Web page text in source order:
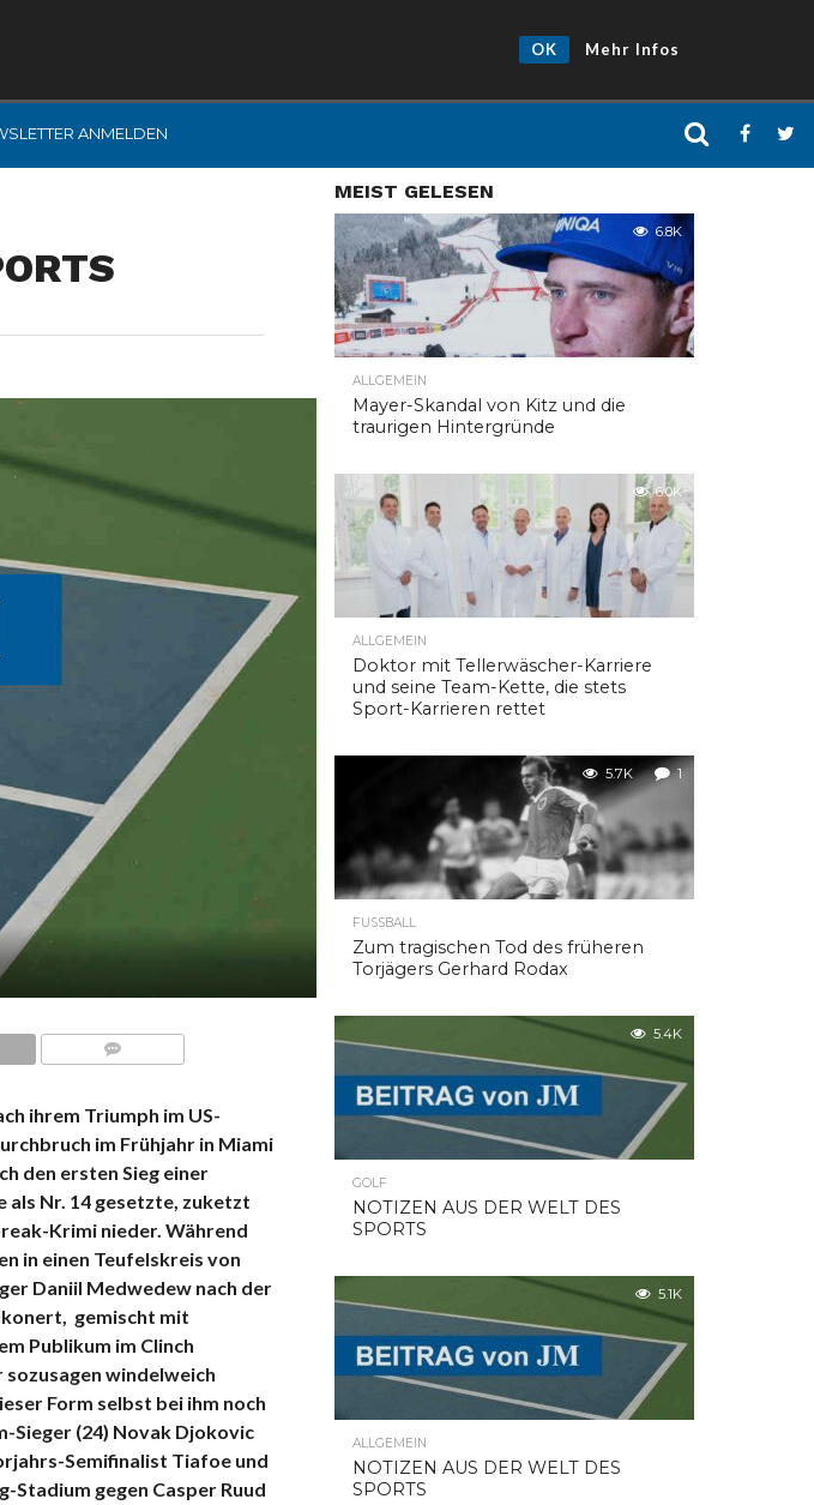
OK Mehr Infos
ANMELDEN
ihrem Triumph im US-
im Frühjahr in Miami
den ersten Sieg einer
als Nr. 14 gesetzte, zuketzt
Krimi nieder. Während
in einen Teufelskreis von
Daniil Medwedew nach der
gemischt mit
Publikum im Clinch
windelweich
Form selbst bei ihm noch
Sieger (24) Novak Djokovic
Semifinalist Tiafoe und
gegen Casper Ruud
MEIST GELESEN
6.8K
ALLGEMEIN
Mayer-Skandal von Kitz und die
traurigen Hintergründe
6.0K
ALLGEMEIN
Doktor mit Tellerwäscher-Karriere
und seine Team-Kette, die stets
Sport-Karrieren rettet
5.7K 1
FUSSBALL
Zum tragischen Tod des früheren
Torjägers Gerhard Rodax
5.4K
GOLF
NOTIZEN AUS DER WELT DES
SPORTS
5.1K
ALLGEMEIN
NOTIZEN AUS DER WELT DES
SPORTS